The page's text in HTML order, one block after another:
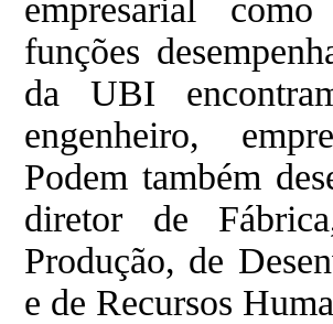
empresarial
funções
da UBI
engenheiro,
Podem também
diretor de
Produção, de
e de Recursos